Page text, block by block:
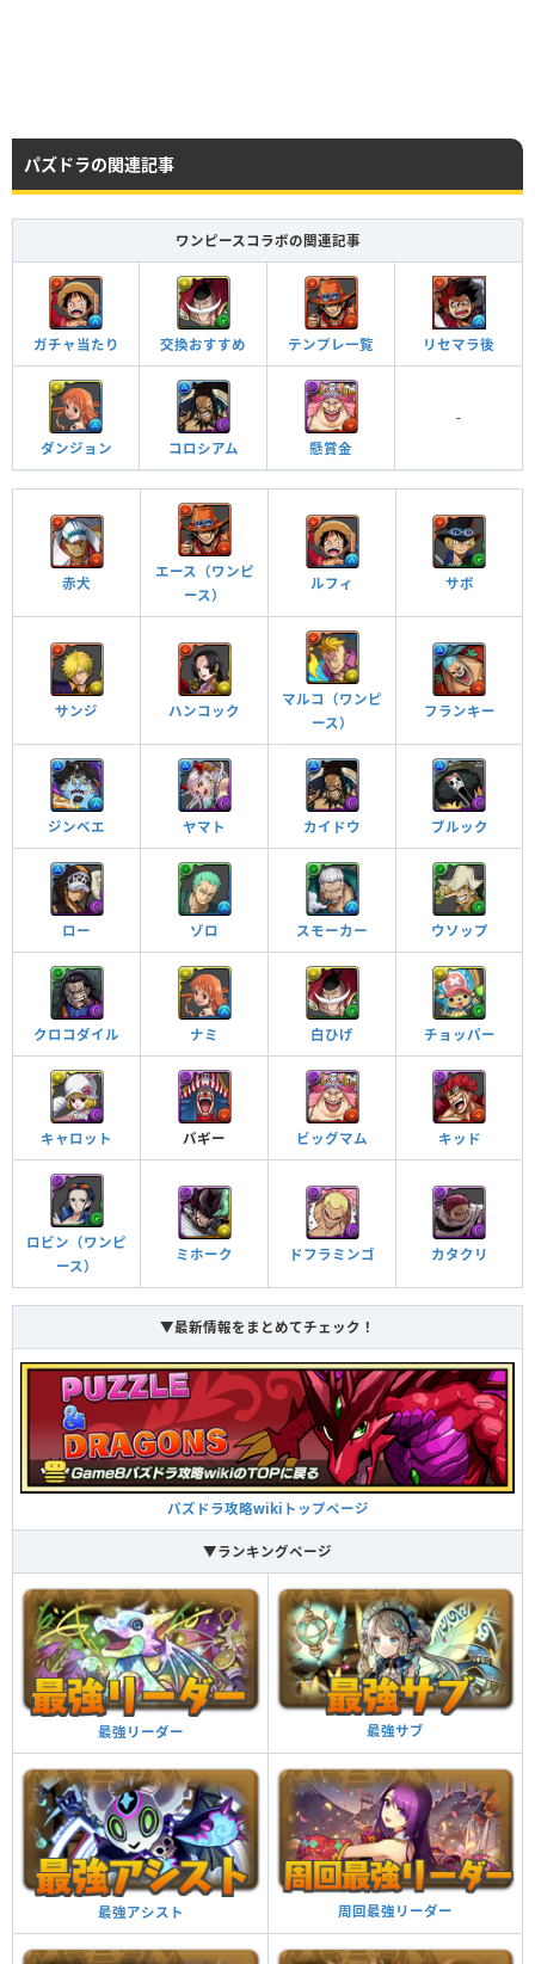
Lv99
Lv99 6856 3561 903
つけられる潜在キラー
バギーズデリバリー座長の帽子 ターン数：12→12
全ドロップのロックを解除し、5属性＋回復に変化。4ターンの間、サブと悪
魔タイプの攻撃力が3倍。
覚醒スキル 効果
覚醒アシスト
が付与される
ダンジョン潜入中、悪魔タイプが追加される
4色攻撃強化
4色以上同時攻撃で攻撃力が4.5倍になる
操作時間延長＋
ドロップ操作時間が延びる（1秒）
バインド耐性＋
自分自身へのバインド攻撃を無効化する
パズドラの関連記事
ワンピースコラボの関連記事
ガチャ当たり 交換おすすめ テンプレ一覧 リセマラ後
ダンジョン コロシアム 懸賞金
-
赤犬
エース（ワンピ
ース）
ルフィ サボ
サンジ ハンコック
マルコ（ワンピ
ース）
フランキー
ジンベエ ヤマト カイドウ ブルック
ロー ゾロ スモーカー ウソップ
クロコダイル ナミ 白ひげ チョッパー
キャロット バギー ビッグマム キッド
ロビン（ワンピ
ース）
ミホーク ドフラミンゴ カタクリ
▼最新情報をまとめてチェック！
パズドラ攻略wikiトップページ
▼ランキングページ
最強リーダー 最強サブ
最強アシスト 周回最強リーダー